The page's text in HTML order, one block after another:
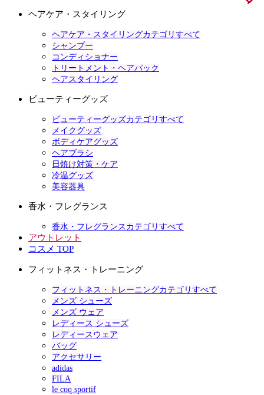
ヘアケア・スタイリング
ヘアケア・スタイリングカテゴリすべて
シャンプー
コンディショナー
トリートメント・ヘアパック
ヘアスタイリング
ビューティーグッズ
ビューティーグッズカテゴリすべて
メイクグッズ
ボディケアグッズ
ヘアブラシ
日焼け対策・ケア
冷温グッズ
美容器具
香水・フレグランス
香水・フレグランスカテゴリすべて
アウトレット
コスメ TOP
フィットネス・トレーニング
フィットネス・トレーニングカテゴリすべて
メンズ シューズ
メンズ ウェア
レディース シューズ
レディースウェア
バッグ
アクセサリー
adidas
FILA
le coq sportif